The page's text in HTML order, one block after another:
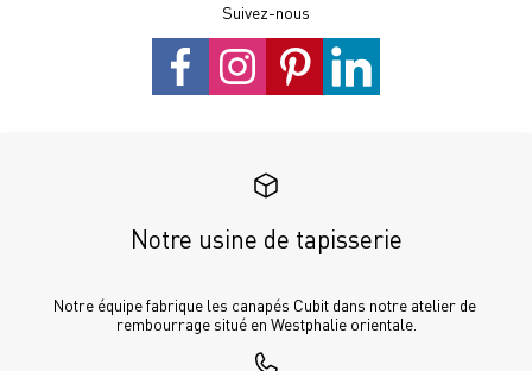
Suivez-nous
Notre usine de tapisserie
Notre équipe fabrique les canapés Cubit dans notre atelier de
rembourrage situé en Westphalie orientale.